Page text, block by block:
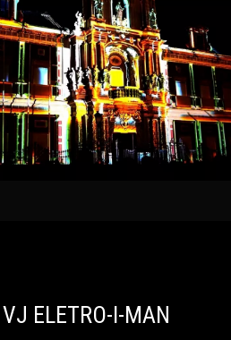
VJ ELETRO-I-MAN